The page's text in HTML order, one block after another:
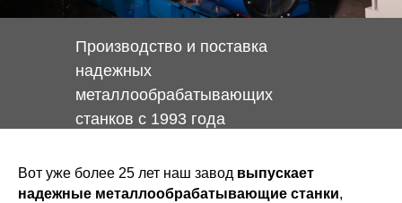
Производство и поставка
надежных
металлообрабатывающих
станков с 1993 года
Вот уже более 25 лет наш завод выпускает
надежные металлообрабатывающие станки,